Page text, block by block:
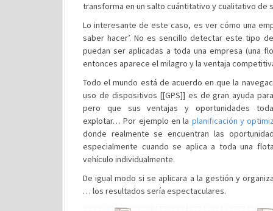
transforma en un salto cuántitativo y cualitativo de
Lo interesante de este caso, es ver cómo una
saber hacer’. No es sencillo detectar este tipo
puedan ser aplicadas a toda una empresa (una
entonces aparece el milagro y la ventaja
Todo el mundo está de acuerdo en que la
uso de dispositivos [[GPS]] es de gran ayuda
pero que sus ventajas y oportunidades
explotar… Por ejemplo en la planificación y
donde realmente se encuentran las
especialmente cuando se aplica a toda una
vehículo individualmente.
De igual modo si se aplicara a la gestión y
… los resultados sería espectaculares.